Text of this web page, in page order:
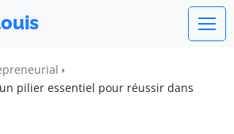
pilier essentiel pour réussir dans